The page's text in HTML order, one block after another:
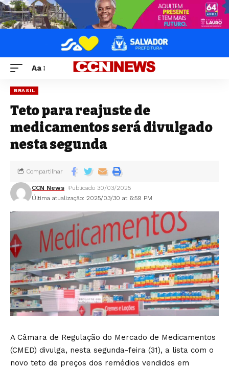
Aa
BRASIL
Teto para reajuste de
medicamentos será divulgado
nesta segunda
Última atualização: 2025/03/30 at 6:59 PM
CCN News Publicado 30/03/2025
Compartilhar
A Câmara de Regulação do Mercado de Medicamentos
(CMED) divulga, nesta segunda-feira (31), a lista com o
novo teto de preços dos remédios vendidos em